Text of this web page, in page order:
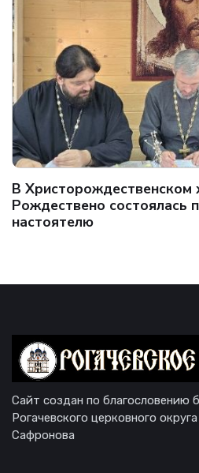
В Христорождественском
Рождествено состоялась
настоятелю
Сайт создан по благословению
Рогачевского церковного
Сафронова